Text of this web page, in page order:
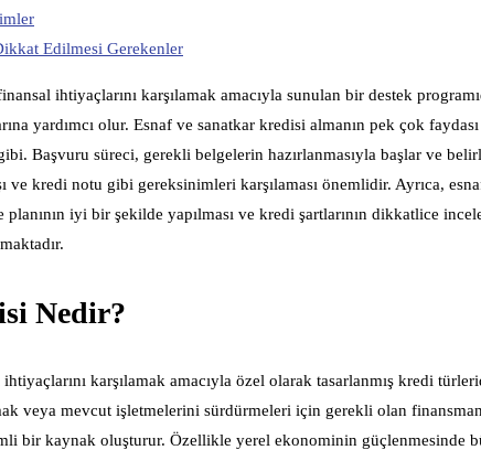
Edilmesi Gerekenler
ihtiyaçlarını karşılamak amacıyla sunulan bir destek
yardımcı olur. Esnaf ve sanatkar kredisi almanın pek çok
Başvuru süreci, gerekli belgelerin hazırlanmasıyla başlar ve
ve kredi notu gibi gereksinimleri karşılaması önemlidir. Ayrıca,
iyi bir şekilde yapılması ve kredi şartlarının dikkatlice
Nedir?
karşılamak amacıyla özel olarak tasarlanmış kredi
veya mevcut işletmelerini sürdürmeleri için gerekli olan
bir kaynak oluşturur. Özellikle yerel ekonominin güçlenmesinde